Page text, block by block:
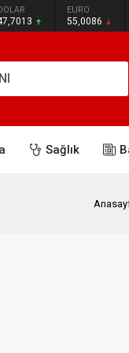
EURO
55,0086
Sağlık